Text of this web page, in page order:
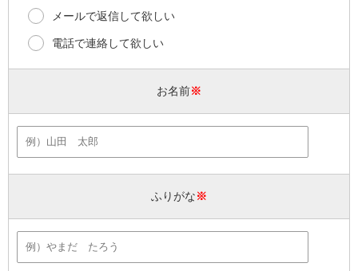
メールで返信して欲しい
電話で連絡して欲しい
お名前※
ふりがな※